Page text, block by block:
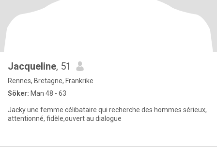
Jacqueline, 51
Rennes, Bretagne, Frankrike
Söker: Man 48 - 63
Jacky une femme célibataire qui recherche des hommes sérieux,
attentionné, fidèle,ouvert au dialogue